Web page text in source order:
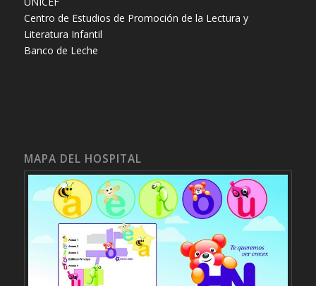
Centro de Estudios de Promoción de la Lectura y
Literatura Infantil
Banco de Leche
MAPA DEL HOSPITAL